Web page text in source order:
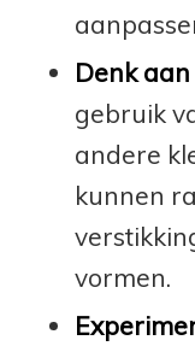
Denk
gebruik
andere
kunnen
vormen.